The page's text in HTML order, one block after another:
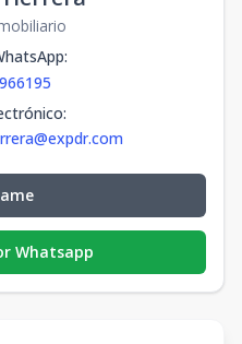
:
:
Whatsapp